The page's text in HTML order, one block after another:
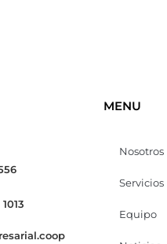
MENU
Nosotros
Servicios
Equipo